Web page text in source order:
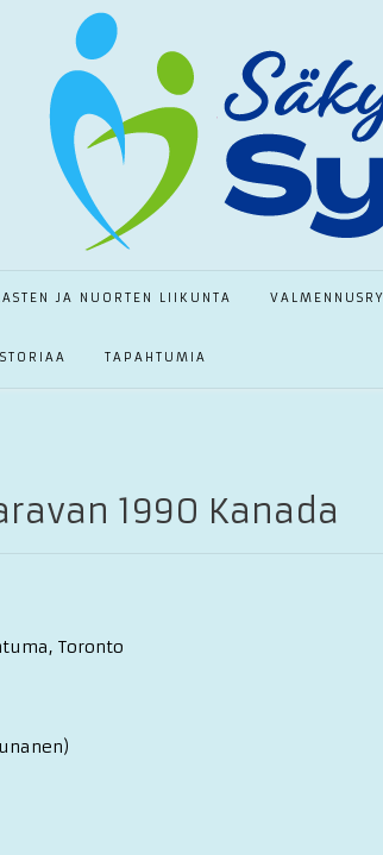
JA NUORTEN LIIKUNTA
TAPAHTUMIA
1990 Kanada
Toronto